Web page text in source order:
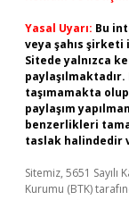
Yasal Uyarı: Bu
veya şahıs şirketi
Sitede yalnızca
taşımamakta
paylaşım
benzerlikleri
taslak halindedir
Sitemiz, 5651
Kurumu (BTK)